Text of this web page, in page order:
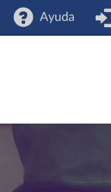
Ayuda